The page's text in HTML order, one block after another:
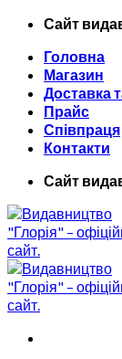
Skip
content
Сайт
Головна
Магазин
Доставка
Прайс
Співпраця
Контакти
Сайт